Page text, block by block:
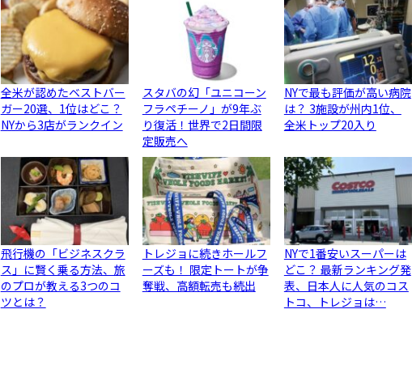
全米が認めたベストバー
ガー20選、1位はどこ？
NYから3店がランクイン
スタバの幻「ユニコーン
フラペチーノ」が9年ぶ
り復活！世界で2日間限
定販売へ
NYで最も評価が高い病院
は？ 3施設が州内1位、
全米トップ20入り
飛行機の「ビジネスクラ
ス」に賢く乗る方法、旅
のプロが教える3つのコ
ツとは？
トレジョに続きホールフ
ーズも！ 限定トートが争
奪戦、高額転売も続出
NYで1番安いスーパーは
どこ？ 最新ランキング発
表、日本人に人気のコス
トコ、トレジョは…